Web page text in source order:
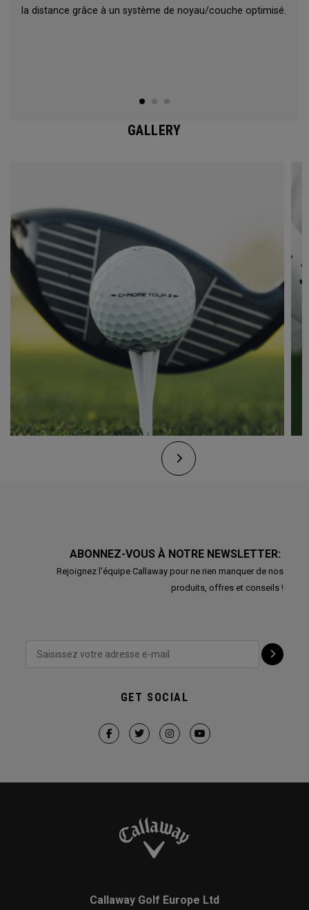
la distance grâce à un système de noyau/couche optimisé.
GALLERY
ABONNEZ-VOUS À NOTRE NEWSLETTER:
Rejoignez l'équipe Callaway pour ne rien manquer de nos
produits, offres et conseils !
GET SOCIAL
Callaway Golf Europe Ltd